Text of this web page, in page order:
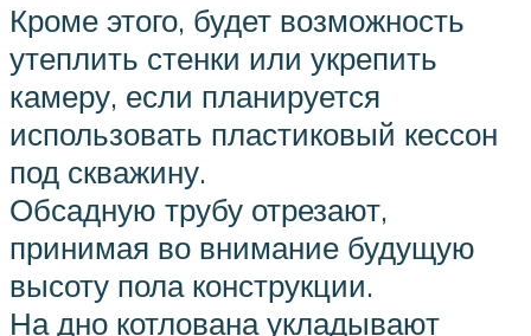
Кроме этого, будет возможность
утеплить стенки или укрепить
камеру, если планируется
использовать пластиковый кессон
под скважину.
Обсадную трубу отрезают,
принимая во внимание будущую
высоту пола конструкции.
На дно котлована укладывают